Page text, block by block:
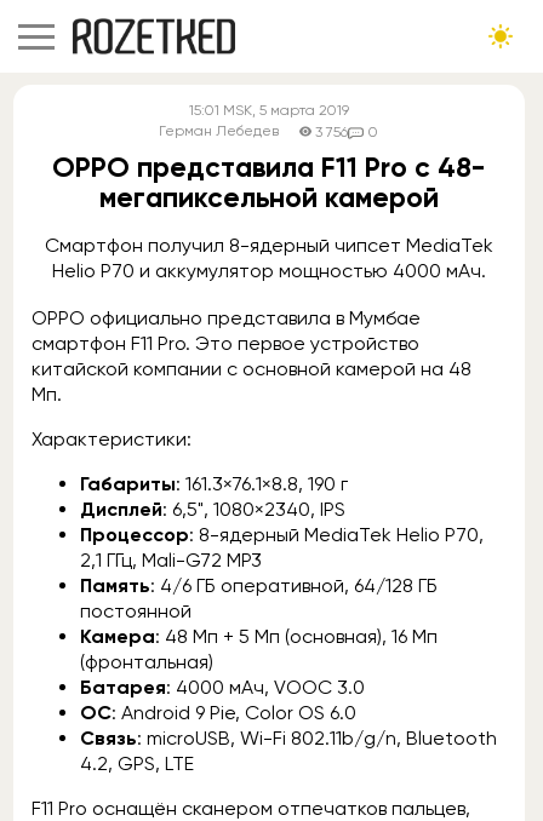
15:01 MSK, 5 марта 2019
Герман Лебедев
3 756 0
OPPO представила F11 Pro с 48-
мегапиксельной камерой
Смартфон получил 8-ядерный чипсет MediaTek
Helio P70 и аккумулятор мощностью 4000 мАч.
OPPO официально представила в Мумбае
смартфон F11 Pro. Это первое устройство
китайской компании с основной камерой на 48
Мп.
Характеристики:
Габариты: 161.3×76.1×8.8, 190 г
Дисплей: 6,5", 1080×2340, IPS
Процессор: 8-ядерный MediaTek Helio P70,
2,1 ГГц, Mali-G72 MP3
Память: 4/6 ГБ оперативной, 64/128 ГБ
постоянной
Камера: 48 Мп + 5 Мп (основная), 16 Мп
(фронтальная)
Батарея: 4000 мАч, VOOC 3.0
ОС: Android 9 Pie, Color OS 6.0
Связь: microUSB, Wi-Fi 802.11b/g/n, Bluetooth
4.2, GPS, LTE
F11 Pro оснащён сканером отпечатков пальцев,